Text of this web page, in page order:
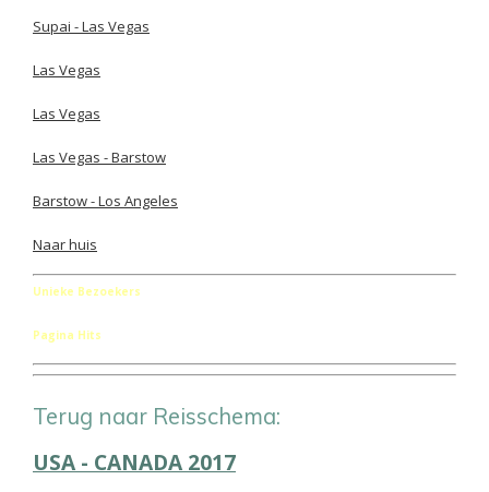
Supai - Las Vegas
Las Vegas
Las Vegas
Las Vegas - Barstow
Barstow - Los Angeles
Naar huis
Unieke Bezoekers
Pagina Hits
Terug naar Reisschema:
USA - CANADA 2017